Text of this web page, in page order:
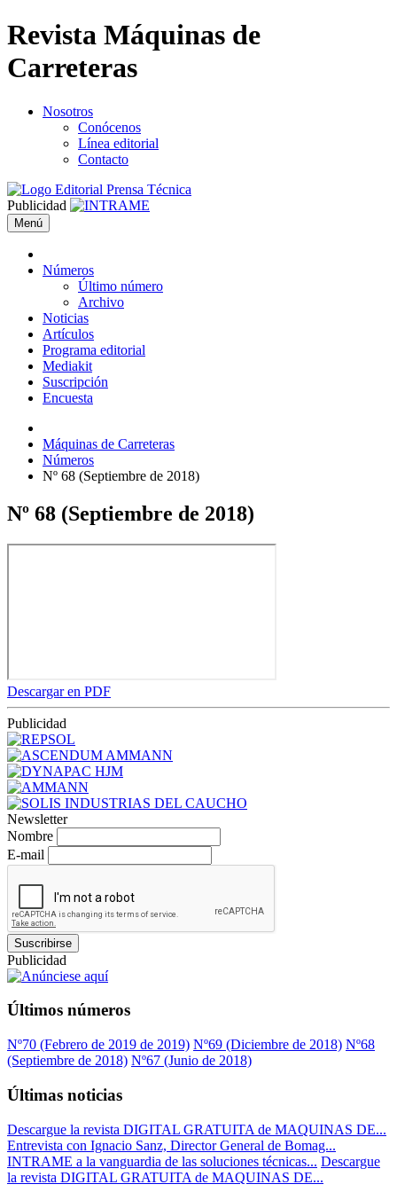
Revista Máquinas de
Carreteras
Nosotros
Conócenos
Línea editorial
Contacto
Publicidad
Menú
Números
Último número
Archivo
Noticias
Artículos
Programa editorial
Mediakit
Suscripción
Encuesta
Máquinas de Carreteras
Números
Nº 68 (Septiembre de 2018)
Nº 68 (Septiembre de 2018)
Descargar en PDF
Publicidad
Newsletter
Nombre
E-mail
Suscribirse
Publicidad
Últimos números
Nº70 (Febrero de 2019 de 2019) Nº69 (Diciembre de 2018) Nº68
(Septiembre de 2018) Nº67 (Junio de 2018)
Últimas noticias
Descargue la revista DIGITAL GRATUITA de MAQUINAS DE...
Entrevista con Ignacio Sanz, Director General de Bomag...
INTRAME a la vanguardia de las soluciones técnicas... Descargue
la revista DIGITAL GRATUITA de MAQUINAS DE...